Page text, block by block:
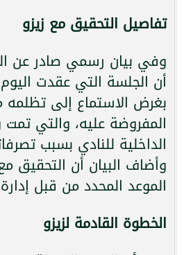
تفاصيل التحقيق مع زيزو
وفي بيان رسمي صادر عن
أن الجلسة التي عقدت
بغرض الاستماع إلى تظلمه
المفروضة عليه، والتي تمت
الداخلية للنادي بسبب
وأضاف البيان أن التحقيق
الموعد المحدد من قبل
الخطوة القادمة لزيزو